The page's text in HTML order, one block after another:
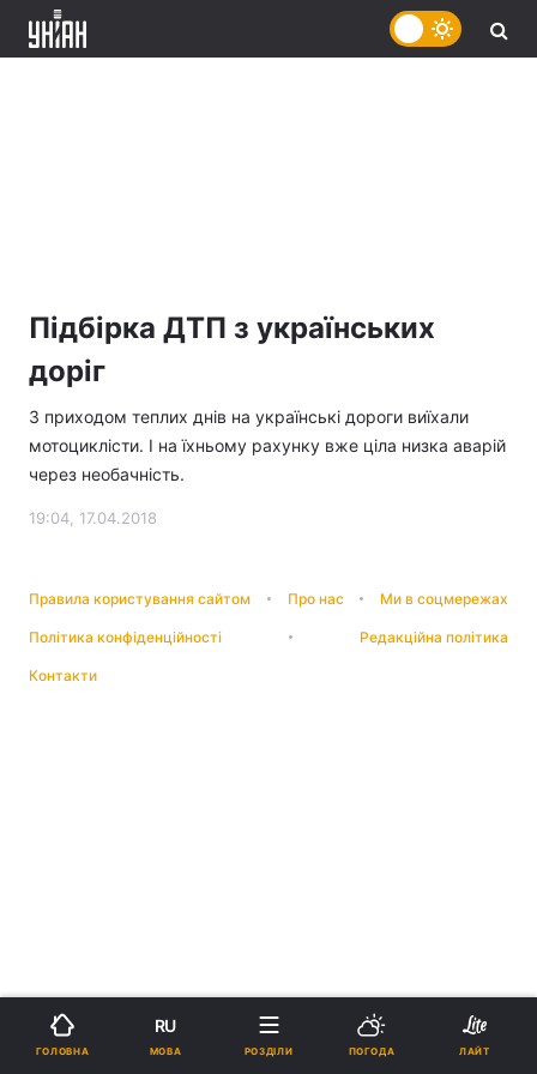
Підбірка ДТП з українських
доріг
З приходом теплих днів на українські дороги виїхали
мотоциклісти. І на їхньому рахунку вже ціла низка аварій
через необачність.
19:04, 17.04.2018
Правила користування сайтом Про нас Ми в соцмережах
Політика конфіденційності Редакційна політика
Контакти
ГОЛОВНА
RU
МОВА РОЗДІЛИ ПОГОДА ЛАЙТ